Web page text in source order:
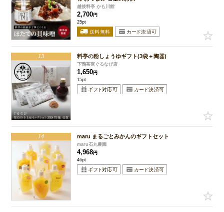
越後料亭 かも川館
2,700 円
25pt
13 料亭の粉しょうゆギフト(3袋＋陶器)
下鴨茶寮ぐるなび店
1,650 円
15pt
14 maru まるごとみかんのギフトセット
maru石丸農園
4,968 円
46pt